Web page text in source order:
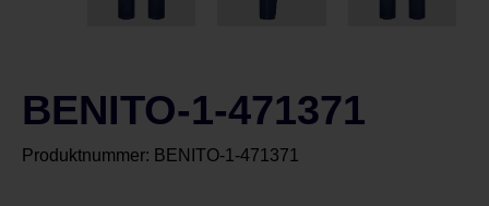
BENITO-1-471371
Produktnummer: BENITO-1-471371